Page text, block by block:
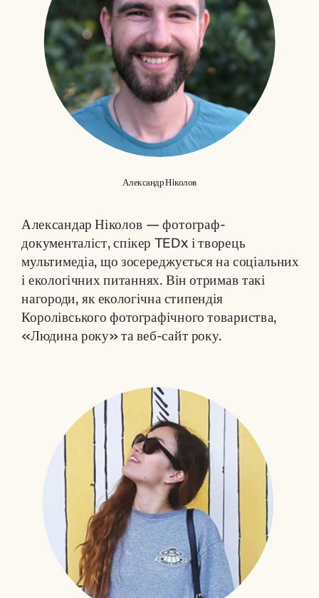
Александар Ніколов — фотограф-
документаліст, спікер TEDx і творець
мультимедіа, що зосереджується на соціальних
і екологічних питаннях. Він отримав такі
нагороди, як екологічна стипендія
Королівського фотографічного товариства,
«Людина року» та веб-сайт року.
Александр Нiколов